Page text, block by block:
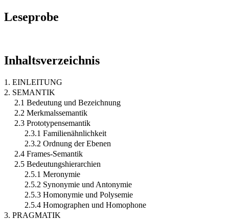
Leseprobe
Inhaltsverzeichnis
1. EINLEITUNG
2. SEMANTIK
2.1 Bedeutung und Bezeichnung
2.2 Merkmalssemantik
2.3 Prototypensemantik
2.3.1 Familienähnlichkeit
2.3.2 Ordnung der Ebenen
2.4 Frames-Semantik
2.5 Bedeutungshierarchien
2.5.1 Meronymie
2.5.2 Synonymie und Antonymie
2.5.3 Homonymie und Polysemie
2.5.4 Homographen und Homophone
3. PRAGMATIK